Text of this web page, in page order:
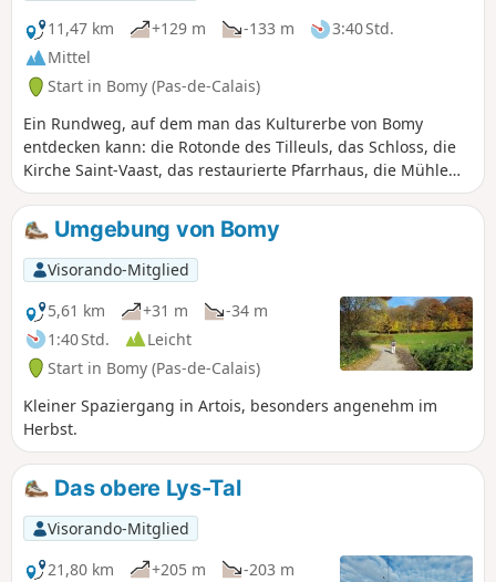
11,47 km
+129 m -133 m
3:40 Std.
Mittel
Start in Bomy (Pas-de-Calais)
Ein Rundweg, auf dem man das Kulturerbe von Bomy
entdecken kann: die Rotonde des Tilleuls, das Schloss, die
Kirche Saint-Vaast, das restaurierte Pfarrhaus, die Mühle
sowie die Quelle der Laquette, den Brunnen Sainte-Frévisse
und sein Oratorium (Picknickplätze). Dieser Rundweg ist ab
der Rotonde des Tilleuls auf dem Dorfplatz rot
ausgeschildert.
Umgebung von Bomy
Visorando-Mitglied
5,61 km
+31 m
-34 m
1:40 Std.
Leicht
Start in Bomy (Pas-de-Calais)
Kleiner Spaziergang in Artois, besonders angenehm im
Herbst.
Das obere Lys-Tal
Visorando-Mitglied
21,80 km
+205 m
-203 m